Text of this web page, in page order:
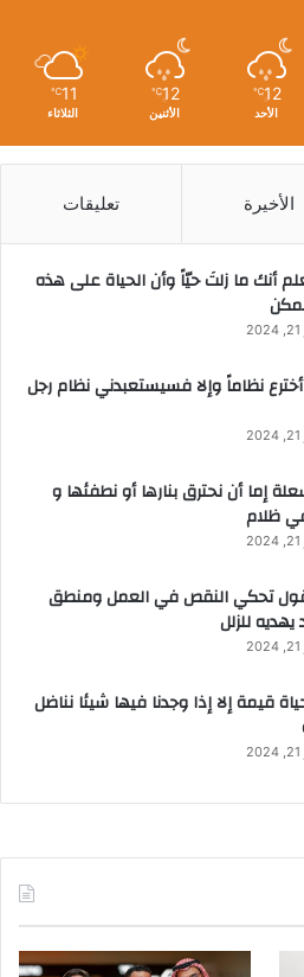
12
℃
الأحد
12
℃
الأثنين
11
℃
الثلاثاء
الأخيرة تعليقات
أنك ما زلتَ حيّاً وأن الحياة على هذه
نظاماً وإلا فسيستعبدني نظام رجل
إما أن نحترق بنارها أو نطفئها و
ظلام
تحكي النقص في العمل ومنطق
للزلل
قيمة إلا إذا وجدنا فيها شيئا نناضل